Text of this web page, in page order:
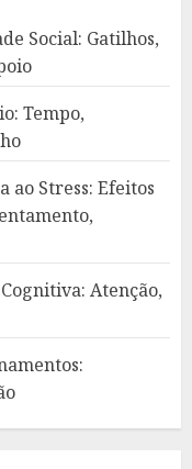
Social: Gatilhos,
Tempo,
ao Stress: Efeitos
Atenção,